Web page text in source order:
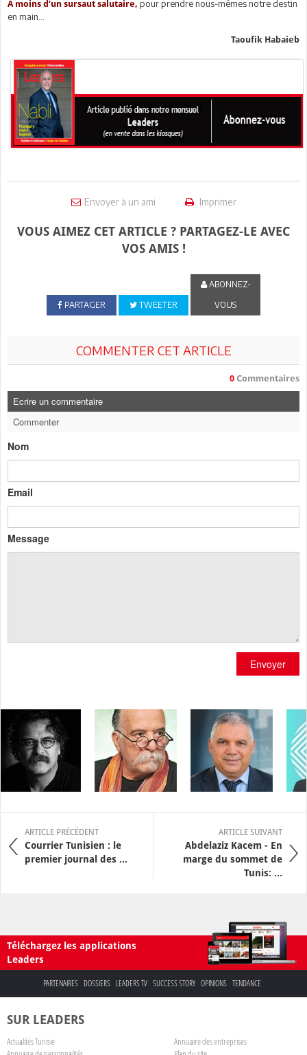
A moins d’un sursaut salutaire, pour prendre nous-mêmes notre destin
en main...
Taoufik Habaieb
Envoyer à un ami Imprimer
VOUS AIMEZ CET ARTICLE ? PARTAGEZ-LE AVEC
VOS AMIS !
PARTAGER TWEETER
ABONNEZ-
VOUS
COMMENTER CET ARTICLE
0 Commentaires
Ecrire un commentaire
Commenter
Nom
Email
Message
Envoyer
ARTICLE PRÉCÉDENT
Courrier Tunisien : le
premier journal des ...
ARTICLE SUIVANT
Abdelaziz Kacem - En
marge du sommet de
Tunis: ...
Téléchargez les applications
Leaders
PARTENAIRES DOSSIERS LEADERS TV SUCCESS STORY OPINIONS TENDANCE
SUR LEADERS
Actualités Tunisie
Annuaire des entreprises